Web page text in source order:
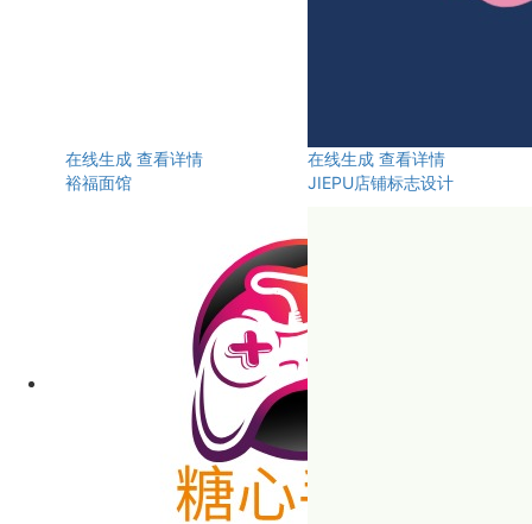
在线生成 查看详情
裕福面馆
在线生成 查看详情
JIEPU店铺标志设计